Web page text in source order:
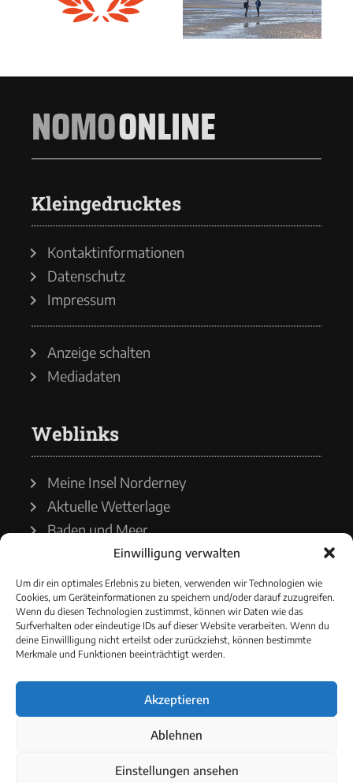
Einwilligung verwalten
Um dir ein optimales Erlebnis zu bieten, verwenden wir Technologien wie
Cookies, um Geräteinformationen zu speichern und/oder darauf zuzugreifen.
Wenn du diesen Technologien zustimmst, können wir Daten wie das
Surfverhalten oder eindeutige IDs auf dieser Website verarbeiten. Wenn du
deine Einwillligung nicht erteilst oder zurückziehst, können bestimmte
Merkmale und Funktionen beeinträchtigt werden.
Akzeptieren
Ablehnen
Einstellungen ansehen
NOMOONLINE
Kleingedrucktes
Kontaktinformationen
Datenschutz
Impressum
Anzeige schalten
Mediadaten
Weblinks
Meine Insel Norderney
Aktuelle Wetterlage
Baden und Meer
Wetterdienst
Wasserstände
Schiffsverkehr